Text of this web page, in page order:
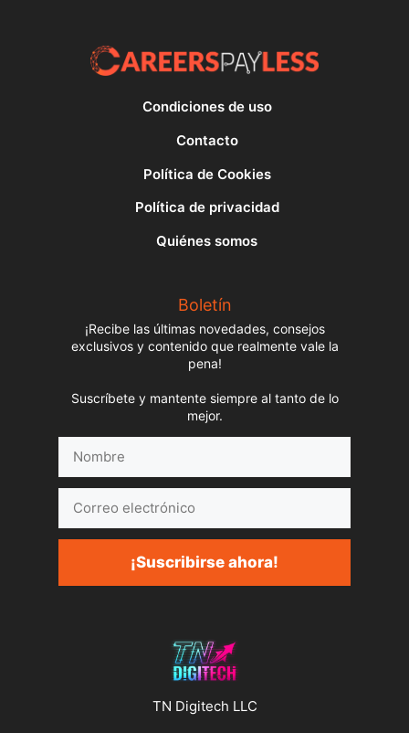
Condiciones de uso
Contacto
Política de Cookies
Política de privacidad
Quiénes somos
Boletín
¡Recibe las últimas novedades, consejos
exclusivos y contenido que realmente vale la
pena!
Suscríbete y mantente siempre al tanto de lo
mejor.
electrónico
¡Suscribirse ahora!
TN Digitech LLC